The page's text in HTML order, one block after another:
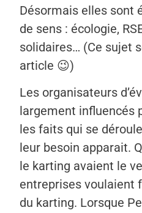
Désormais elles sont
de sens : écologie,
solidaires… (Ce sujet
article 😉)
Les organisateurs
largement influencés
les faits qui se
leur besoin apparait.
le karting avaient le
entreprises voulaient
du karting. Lorsque